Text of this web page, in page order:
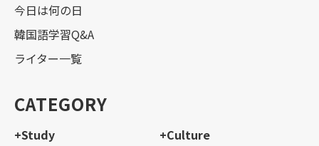
今日は何の日
韓国語学習Q&A
ライター一覧
CATEGORY
+Study
+Culture